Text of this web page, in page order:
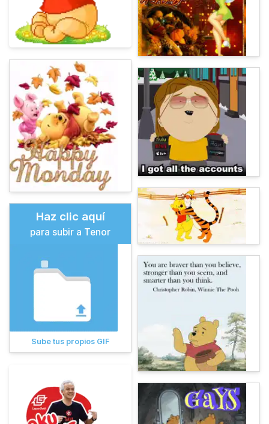
Haz clic aquí
para subir a Tenor
Sube tus propios GIF